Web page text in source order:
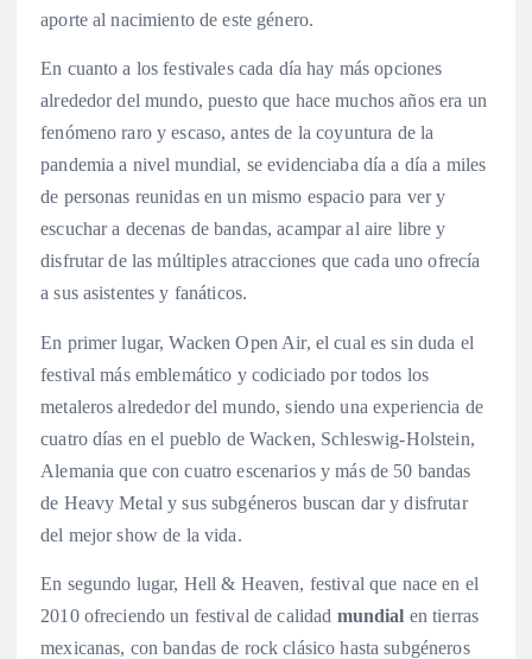
aporte al nacimiento de este género.
En cuanto a los festivales cada día hay más opciones
alrededor del mundo, puesto que hace muchos años era un
fenómeno raro y escaso, antes de la coyuntura de la
pandemia a nivel mundial, se evidenciaba día a día a miles
de personas reunidas en un mismo espacio para ver y
escuchar a decenas de bandas, acampar al aire libre y
disfrutar de las múltiples atracciones que cada uno ofrecía
a sus asistentes y fanáticos.
En primer lugar, Wacken Open Air, el cual es sin duda el
festival más emblemático y codiciado por todos los
metaleros alrededor del mundo, siendo una experiencia de
cuatro días en el pueblo de Wacken, Schleswig-Holstein,
Alemania que con cuatro escenarios y más de 50 bandas
de Heavy Metal y sus subgéneros buscan dar y disfrutar
del mejor show de la vida.
En segundo lugar, Hell & Heaven, festival que nace en el
2010 ofreciendo un festival de calidad mundial en tierras
mexicanas, con bandas de rock clásico hasta subgéneros